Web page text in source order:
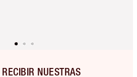
NUESTRAS